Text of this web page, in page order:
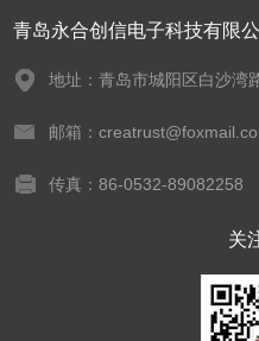
青岛永合创信电子科技有限
地址：青岛市城阳区白沙湾
邮箱：
传真：86-0532-89082258
关